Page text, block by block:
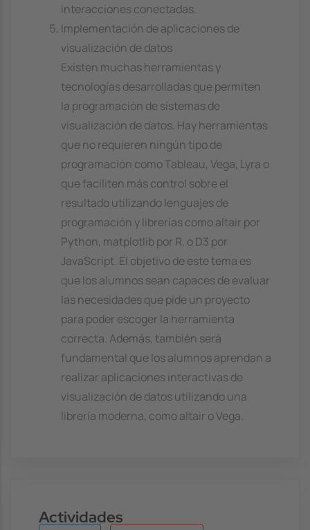
interacciones conectadas.
Implementación de aplicaciones de
visualización de datos
Existen muchas herramientas y
tecnologías desarrolladas que permiten
la programación de sistemas de
visualización de datos. Hay herramientas
que no requieren ningún tipo de
programación como Tableau, Vega, Lyra o
que faciliten más control sobre el
resultado utilizando lenguajes de
programación y librerías como altair por
Python, matplotlib por R, o D3 por
JavaScript. El objetivo de este tema es
que los alumnos sean capaces de evaluar
las necesidades que pide un proyecto
para poder escoger la herramienta
correcta. Además, también será
fundamental que los alumnos aprendan a
realizar aplicaciones interactivas de
visualización de datos utilizando una
librería moderna, como altair o Vega.
Actividades